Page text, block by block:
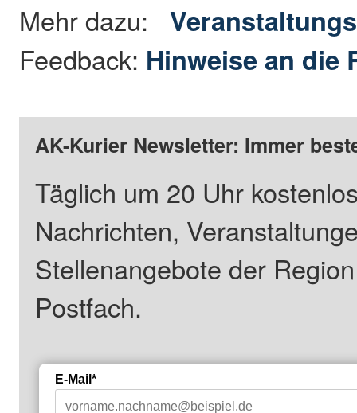
Mehr dazu:
Feedback: Hinweise an die
AK-Kurier Newsletter: Immer
Täglich um 20 Uhr
Nachrichten,
Stellenangebote der
Postfach.
E-Mail*